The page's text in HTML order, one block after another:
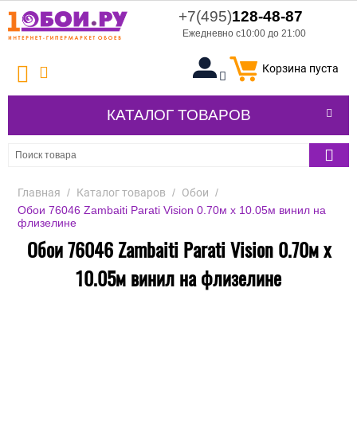
+7(495)128-48-87
Ежедневно с10:00 до 21:00
Корзина пуста
КАТАЛОГ ТОВАРОВ
Главная / Каталог товаров / Обои /
Обои 76046 Zambaiti Parati Vision 0.70м х 10.05м винил на
флизелине
Обои 76046 Zambaiti Parati Vision 0.70м х
10.05м винил на флизелине